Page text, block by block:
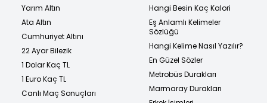
Yarım Altın
Ata Altın
Cumhuriyet Altını
22 Ayar Bilezik
1 Dolar Kaç TL
1 Euro Kaç TL
Canlı Maç Sonuçları
Hangi Besin Kaç Kalori
Eş Anlamlı Kelimeler
Sözlüğü
Hangi Kelime Nasıl Yazılır?
En Güzel Sözler
Metrobüs Durakları
Marmaray Durakları